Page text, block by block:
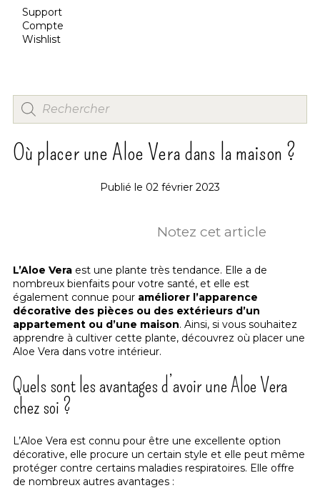
Support
Compte
Wishlist
Où placer une Aloe Vera dans la maison ?
Publié le 02 février 2023
Notez cet article
L’Aloe Vera est une plante très tendance. Elle a de
nombreux bienfaits pour votre santé, et elle est
également connue pour améliorer l’apparence
décorative des pièces ou des extérieurs d’un
appartement ou d’une maison. Ainsi, si vous souhaitez
apprendre à cultiver cette plante, découvrez où placer une
Aloe Vera dans votre intérieur.
Quels sont les avantages d’avoir une Aloe Vera
chez soi ?
L’Aloe Vera est connu pour être une excellente option
décorative, elle procure un certain style et elle peut même
protéger contre certains maladies respiratoires. Elle offre
de nombreux autres avantages :